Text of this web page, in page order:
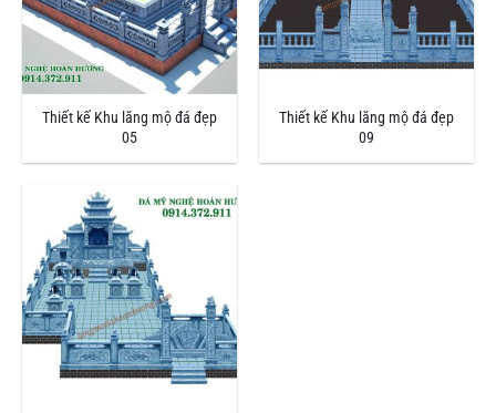
Thiết kế Khu lăng mộ đá đẹp
05
Thiết kế Khu lăng mộ đá đẹp
09